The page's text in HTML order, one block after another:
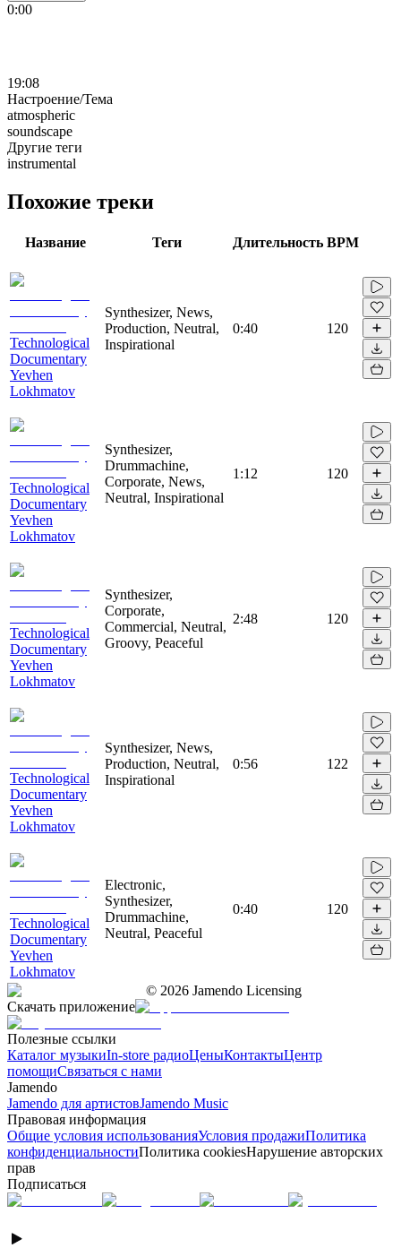
0:00
19:08
Настроение/Тема
atmospheric
soundscape
Другие теги
instrumental
Похожие треки
Название Теги Длительность BPM
Technological
Documentary
Yevhen
Lokhmatov
Synthesizer, News,
Production, Neutral,
Inspirational
0:40 120
Technological
Documentary
Yevhen
Lokhmatov
Synthesizer,
Drummachine,
Corporate, News,
Neutral, Inspirational
1:12 120
Technological
Documentary
Yevhen
Lokhmatov
Synthesizer,
Corporate,
Commercial, Neutral,
Groovy, Peaceful
2:48 120
Technological
Documentary
Yevhen
Lokhmatov
Synthesizer, News,
Production, Neutral,
Inspirational
0:56 122
Technological
Documentary
Yevhen
Lokhmatov
Electronic,
Synthesizer,
Drummachine,
Neutral, Peaceful
0:40 120
© 2026 Jamendo Licensing
Скачать приложение
Полезные ссылки
Каталог музыкиIn-store радиоЦеныКонтактыЦентр
помощиСвязаться с нами
Jamendo
Jamendo для артистовJamendo Music
Правовая информация
Общие условия использованияУсловия продажиПолитика
конфиденциальностиПолитика cookiesНарушение авторских
прав
Подписаться